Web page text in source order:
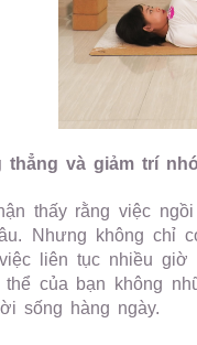
thẳng và giảm trí
thấy rằng việc
Nhưng không chỉ
liên tục nhiều
của bạn không
sống hàng ngày.